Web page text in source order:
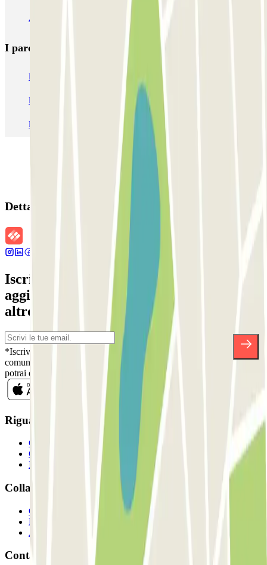
APK2 Hospital General Universitario Valencia
I parcheggi
Parcheggio Venezia Parcheggio Piazzale Roma Venezia
Parcheggio Roma Parcheggio Milano
Parcheggio Malpensa Terminal 1 Parcheggio Malpensa
Dettagli della prenotazione
Iscriviti alla nostra Newsletter e rimani
aggiornato su sconti, concorsi e tante
altre sorprese.
*Iscrivendoti, accetti la nostra Informativa sulla Privacy per ricevere
comunicazioni commerciali da Parclick. Senza alcun impegno,
potrai disiscriverti quando vuoi direttamente dalla stessa newsletter.
Riguardo a Parclcik
Chi siamo
Come funziona?
I Nostri Parcheggi
Collaboriamo?
Collaboratori
Proprietari di parcheggio
Affiliati
Contatto